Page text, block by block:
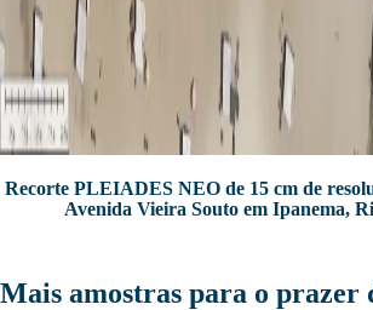
Recorte PLEIADES NEO de 15 cm de
Avenida Vieira Souto em Ipanema,
Mais amostras para o prazer